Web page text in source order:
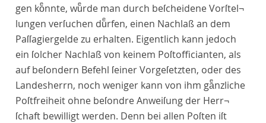
gen koͤnnte, wuͤrde man durch beſcheidene Vorſtel¬
lungen verſuchen duͤrfen, einen Nachlaß an dem
Paſſagiergelde zu erhalten. Eigentlich kann jedoch
ein ſolcher Nachlaß von keinem Poſtofficianten, als
auf beſondern Befehl ſeiner Vorgeſetzten, oder des
Landesherrn, noch weniger kann von ihm gaͤnzliche
Poſtfreiheit ohne beſondre Anweiſung der Herr¬
ſchaft bewilligt werden. Denn bei allen Poſten iſt